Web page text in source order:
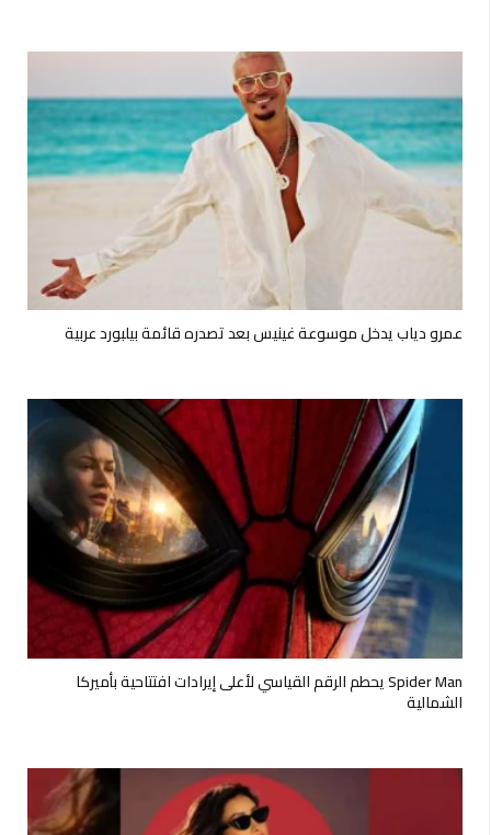
عمرو دياب يدخل موسوعة غينيس بعد تصدره قائمة بيلبورد عربية
Spider Man يحطم الرقم القياسي لأعلى إيرادات افتتاحية بأميركا
الشمالية